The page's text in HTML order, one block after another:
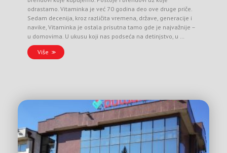
odrastamo. Vitaminka je već 70 godina deo ove druge priče.
Sedam decenija, kroz različita vremena, države, generacije i
navike, Vitaminka je ostala prisutna tamo gde je najvažnije –
u domovima. U ukusu koji nas podseća na detinjstvo, u …
Više